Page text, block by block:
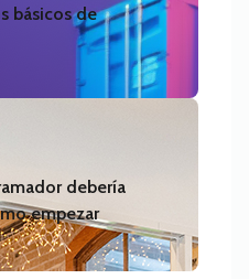
básicos de
debería
empezar